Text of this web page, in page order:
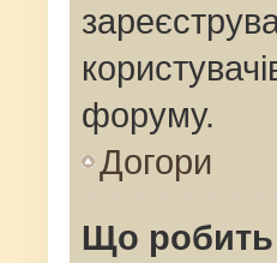
форуму.
Догори
Що робить